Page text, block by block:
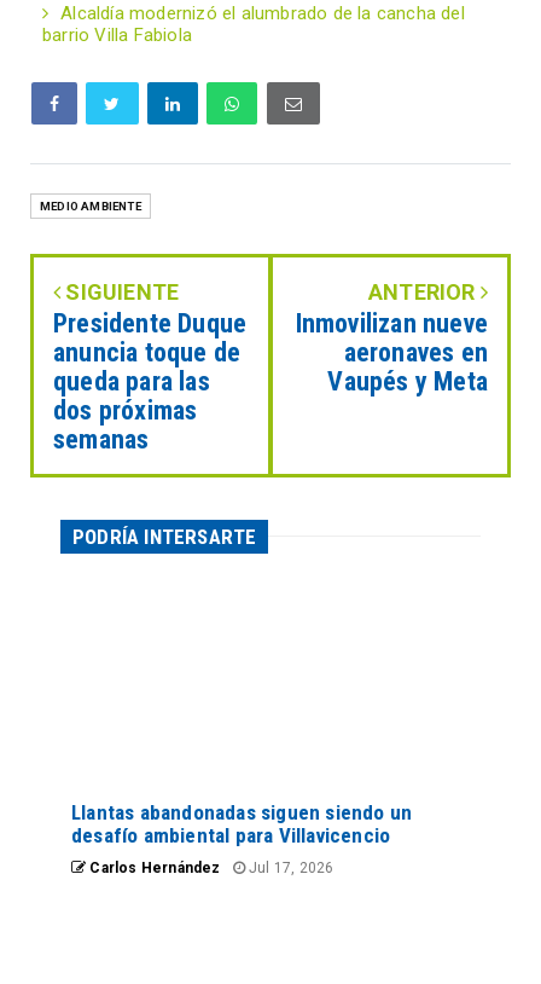
Alcaldía modernizó el alumbrado de la cancha del
barrio Villa Fabiola
MEDIO AMBIENTE
SIGUIENTE
Presidente Duque
anuncia toque de
queda para las
dos próximas
semanas
ANTERIOR
Inmovilizan nueve
aeronaves en
Vaupés y Meta
PODRÍA INTERSARTE
Llantas abandonadas siguen siendo un
desafío ambiental para Villavicencio
Carlos Hernández Jul 17, 2026